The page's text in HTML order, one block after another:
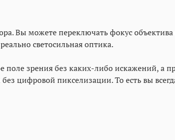
Вы можете переключать фокус
светосильная оптика.
зрения без каких-либо искажений, а
цифровой пикселизации. То есть вы